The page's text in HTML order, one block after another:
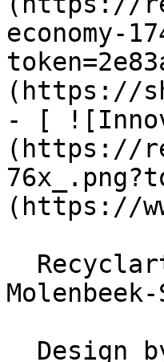
economy-
(https://
- [
(https://
(https://